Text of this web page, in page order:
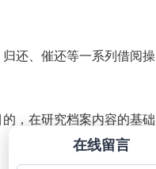
还、催还等一系列借阅操
，在研究档案内容的基础
在线留言